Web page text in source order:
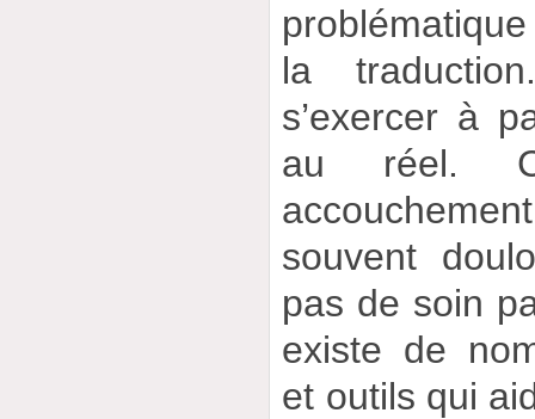
la
s’exercer à
au réel.
souvent
pas de soin
existe de
et outils qui